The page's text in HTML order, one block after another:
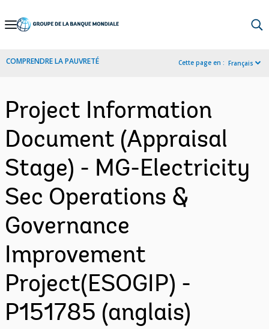
Skip
Navigation
COMPRENDRE LA PAUVRETÉ Cette page en : Français
Project Information
Document (Appraisal
Stage) - MG-Electricity
Sec Operations &
Governance
Improvement
Project(ESOGIP) -
P151785 (anglais)